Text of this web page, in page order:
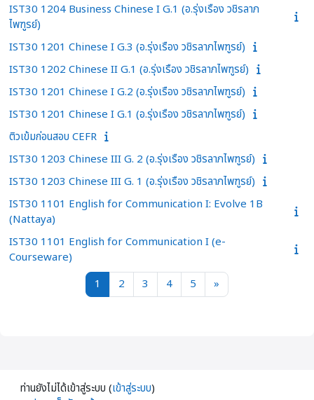
IST30 1204 Business Chinese I G.1 (อ.รุ่งเรือง วชิรลาภ
ไพฑูรย์)
IST30 1201 Chinese I G.3 (อ.รุ่งเรือง วชิรลาภไพฑูรย์)
IST30 1202 Chinese II G.1 (อ.รุ่งเรือง วชิรลาภไพฑูรย์)
IST30 1201 Chinese I G.2 (อ.รุ่งเรือง วชิรลาภไพฑูรย์)
IST30 1201 Chinese I G.1 (อ.รุ่งเรือง วชิรลาภไพฑูรย์)
ติวเข้มก่อนสอบ CEFR
IST30 1203 Chinese III G. 2 (อ.รุ่งเรือง วชิรลาภไพฑูรย์)
IST30 1203 Chinese III G. 1 (อ.รุ่งเรือง วชิรลาภไพฑูรย์)
IST30 1101 English for Communication I: Evolve 1B
(Nattaya)
IST30 1101 English for Communication I (e-
Courseware)
1
หน้า 1
2 หน้า 2
3 หน้า 3
4หน้า 4
5 หน้า 5
»
ท่านยังไม่ได้เข้าสู่ระบบ (เข้าสู่ระบบ)